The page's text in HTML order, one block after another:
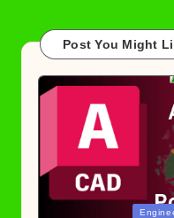
Post You Might